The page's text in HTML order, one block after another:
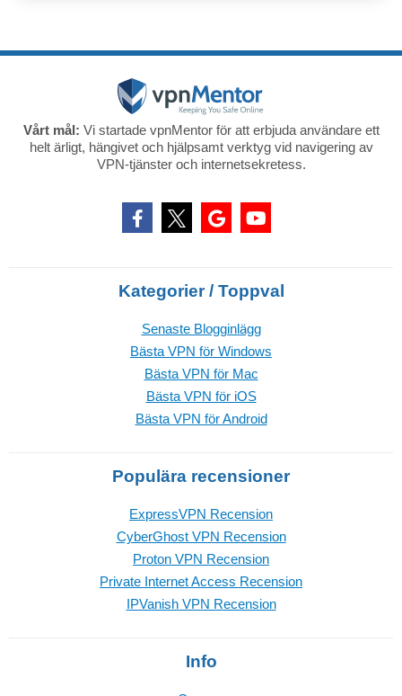
Vårt mål: Vi startade vpnMentor för att erbjuda användare ett
helt ärligt, hängivet och hjälpsamt verktyg vid navigering av
VPN-tjänster och internetsekretess.
Kategorier / Toppval
Senaste Blogginlägg
Bästa VPN för Windows
Bästa VPN för Mac
Bästa VPN för iOS
Bästa VPN för Android
Populära recensioner
ExpressVPN Recension
CyberGhost VPN Recension
Proton VPN Recension
Private Internet Access Recension
IPVanish VPN Recension
Info